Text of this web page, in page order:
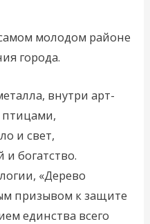
молодом районе
города.
внутри арт-
птицами,
и свет,
богатство.
«Дерево
призывом к защите
единства всего